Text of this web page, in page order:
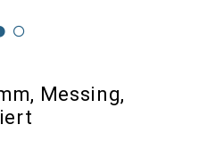
Messing,